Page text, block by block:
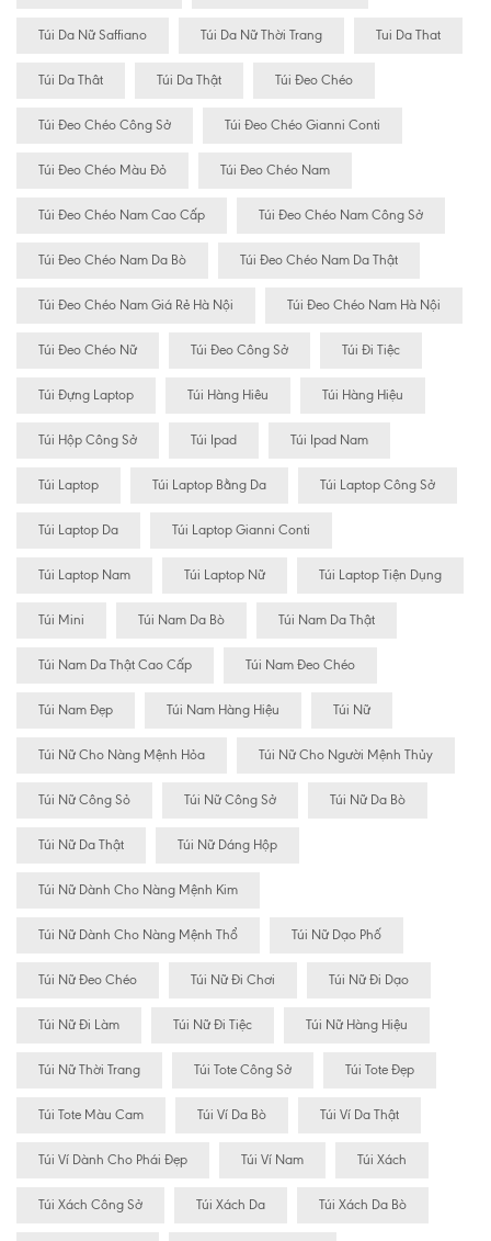
Túi Da Nữ Saffiano Túi Da Nữ Thời Trang Tui Da That
Túi Da Thât Túi Da Thật Túi Đeo Chéo
Túi Đeo Chéo Công Sở Túi Đeo Chéo Gianni Conti
Túi Đeo Chéo Màu Đỏ Túi Đeo Chéo Nam
Túi Đeo Chéo Nam Cao Cấp Túi Đeo Chéo Nam Công Sở
Túi Đeo Chéo Nam Da Bò Túi Đeo Chéo Nam Da Thật
Túi Đeo Chéo Nam Giá Rẻ Hà Nội Túi Đeo Chéo Nam Hà Nội
Túi Đeo Chéo Nữ Túi Đeo Công Sở Túi Đi Tiệc
Túi Đựng Laptop Túi Hàng Hiêu Túi Hàng Hiệu
Túi Hộp Công Sở Túi Ipad Túi Ipad Nam
Túi Laptop Túi Laptop Bằng Da Túi Laptop Công Sở
Túi Laptop Da Túi Laptop Gianni Conti
Túi Laptop Nam Túi Laptop Nữ Túi Laptop Tiện Dụng
Túi Mini Túi Nam Da Bò Túi Nam Da Thật
Túi Nam Da Thật Cao Cấp Túi Nam Đeo Chéo
Túi Nam Đẹp Túi Nam Hàng Hiệu Túi Nữ
Túi Nữ Cho Nàng Mệnh Hỏa Túi Nữ Cho Người Mệnh Thủy
Túi Nữ Công Sỏ Túi Nữ Công Sở Túi Nữ Da Bò
Túi Nữ Da Thật Túi Nữ Dáng Hộp
Túi Nữ Dành Cho Nàng Mệnh Kim
Túi Nữ Dành Cho Nàng Mệnh Thổ Túi Nữ Dạo Phố
Túi Nữ Đeo Chéo Túi Nữ Đi Chơi Túi Nữ Đi Dạo
Túi Nữ Đi Làm Túi Nữ Đi Tiệc Túi Nữ Hàng Hiệu
Túi Nữ Thời Trang Túi Tote Công Sở Túi Tote Đẹp
Túi Tote Màu Cam Túi Ví Da Bò Túi Ví Da Thật
Túi Ví Dành Cho Phái Đẹp Túi Ví Nam Túi Xách
Túi Xách Công Sở Túi Xách Da Túi Xách Da Bò